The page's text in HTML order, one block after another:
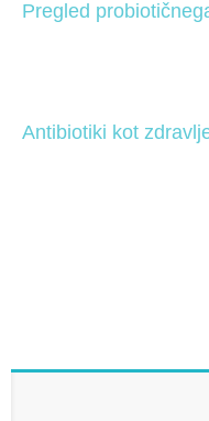
Pregled
Antibiotiki kot